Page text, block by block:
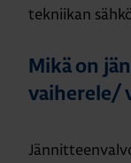
tekniikan
Mikä on
vaiherele/